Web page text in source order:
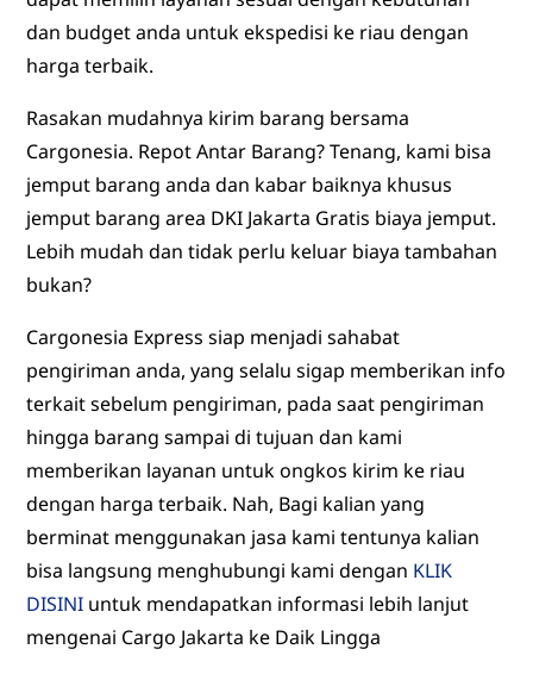
dan budget anda untuk ekspedisi ke riau dengan
harga terbaik.
Rasakan mudahnya kirim barang bersama
Cargonesia. Repot Antar Barang? Tenang, kami bisa
jemput barang anda dan kabar baiknya khusus
jemput barang area DKI Jakarta Gratis biaya jemput.
Lebih mudah dan tidak perlu keluar biaya tambahan
bukan?
Cargonesia Express siap menjadi sahabat
pengiriman anda, yang selalu sigap memberikan info
terkait sebelum pengiriman, pada saat pengiriman
hingga barang sampai di tujuan dan kami
memberikan layanan untuk ongkos kirim ke riau
dengan harga terbaik. Nah, Bagi kalian yang
berminat menggunakan jasa kami tentunya kalian
bisa langsung menghubungi kami dengan KLIK
DISINI untuk mendapatkan informasi lebih lanjut
mengenai Cargo Jakarta ke Daik Lingga